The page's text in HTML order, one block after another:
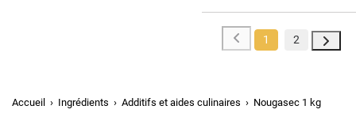
1 2
Accueil Ingrédients Additifs et aides culinaires Nougasec 1 kg